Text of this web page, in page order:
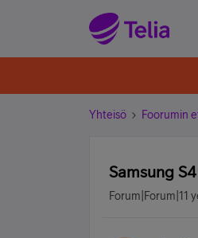
Yhteisö Foorumin
Samsung
Forum|Forum|11